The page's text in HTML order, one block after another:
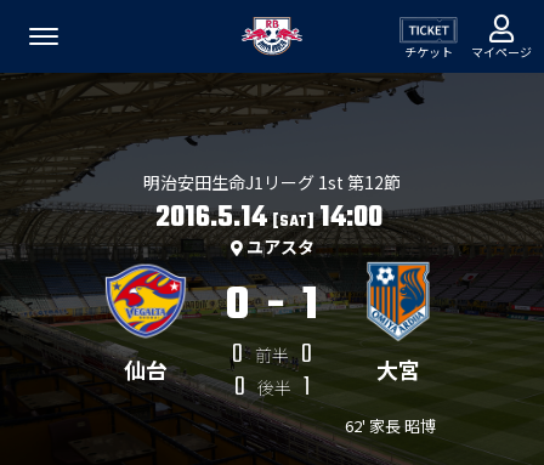
チケット マイページ
明治安田生命J1リーグ 1st 第12節
2016.5.14[SAT]14:00
ユアスタ
仙台
0 - 1
0 前半 0
0 後半 1 大宮
62' 家長 昭博